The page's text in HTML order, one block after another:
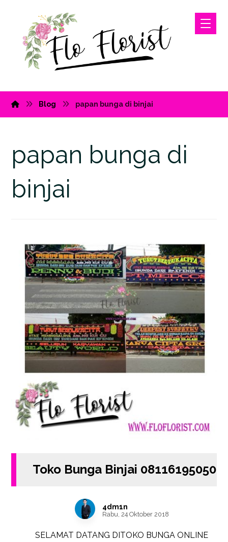
Blog papan bunga di binjai
papan bunga di
binjai
Toko Bunga Binjai 08116195050
4dm1n
Rabu, 24 Oktober 2018
SELAMAT DATANG DITOKO BUNGA ONLINE